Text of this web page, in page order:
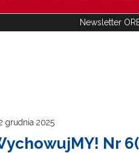
Newsletter
grudnia 2025
Nr